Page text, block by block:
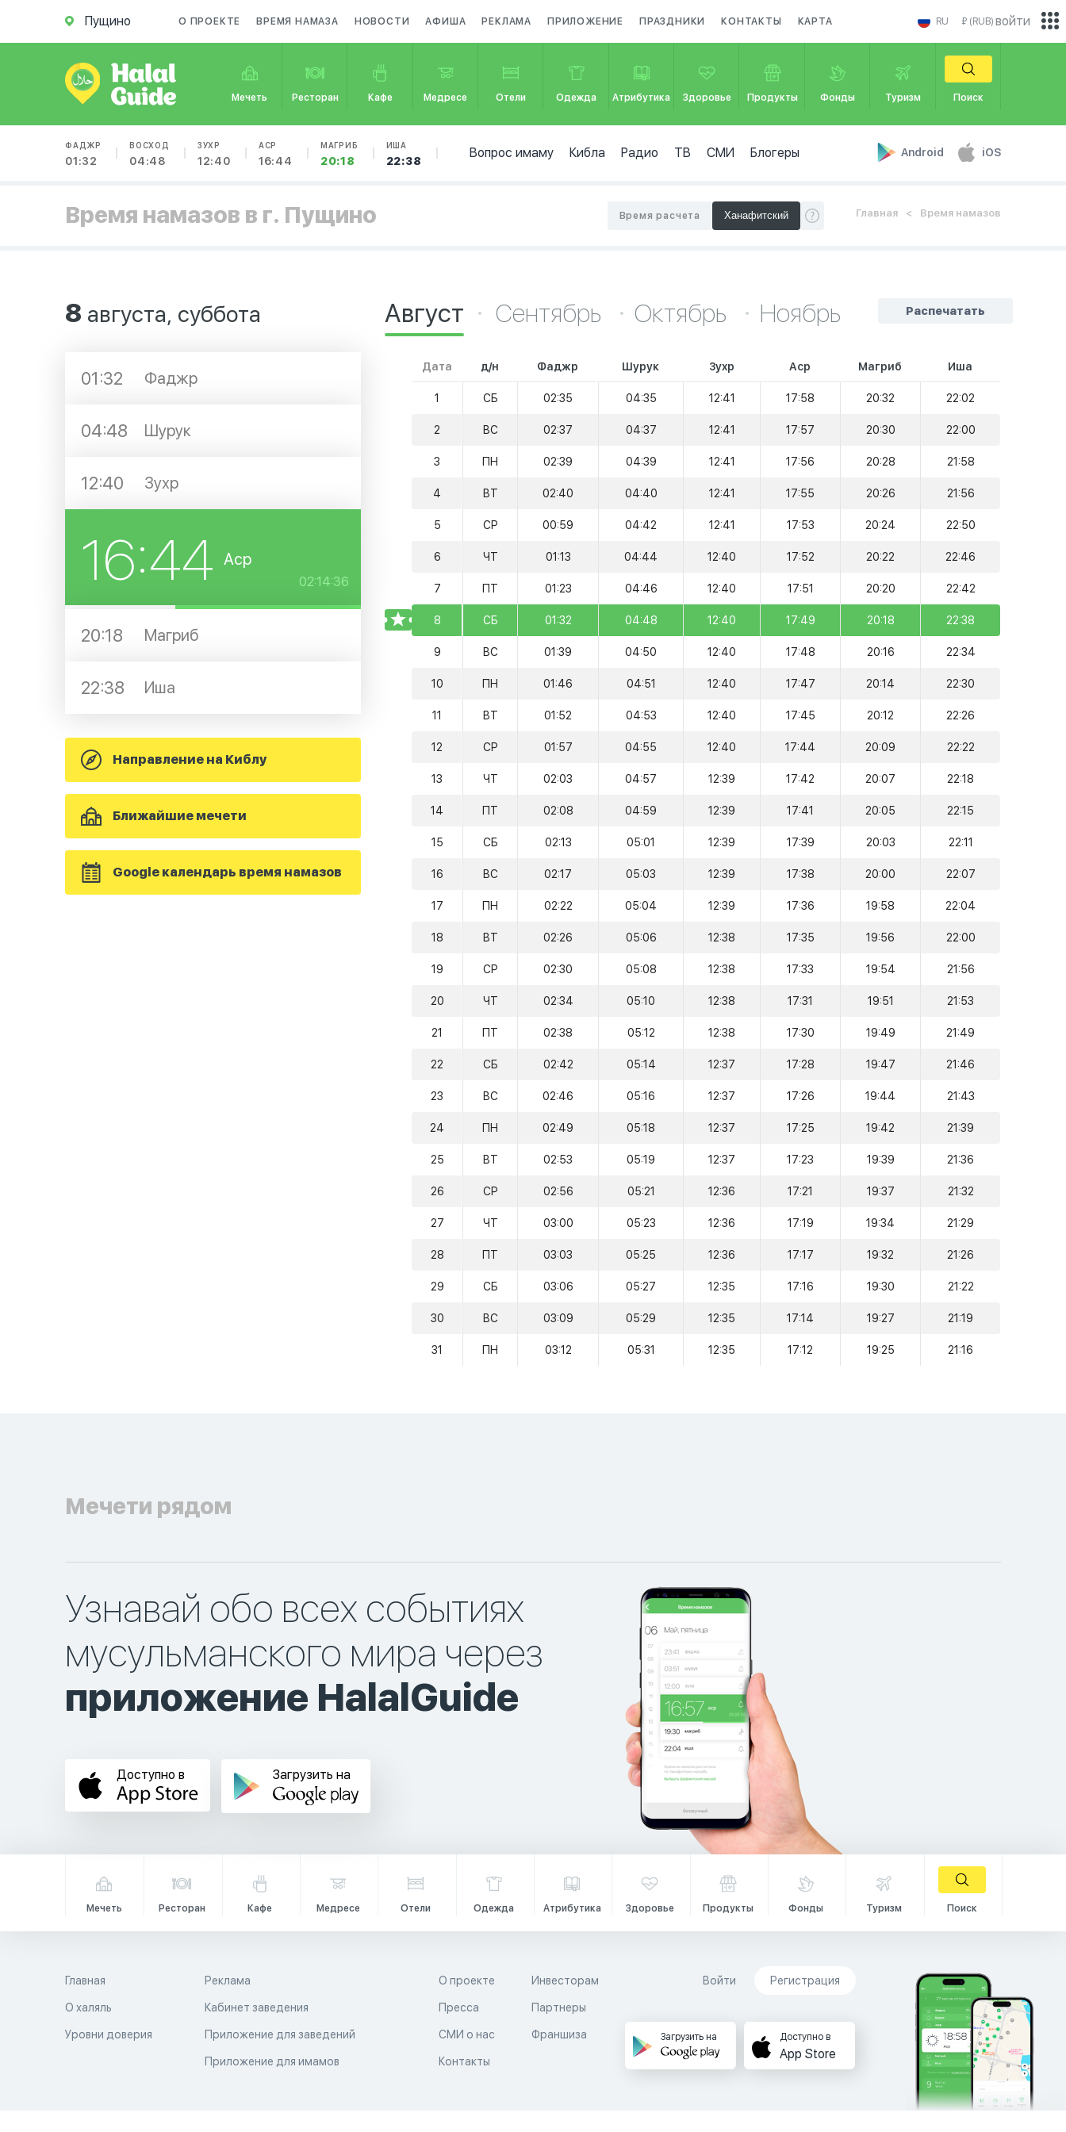
Пущино О ПРОЕКТЕ ВРЕМЯ НАМАЗА НОВОСТИ АФИША РЕКЛАМА ПРИЛОЖЕНИЕ ПРАЗДНИКИ КОНТАКТЫ КАРТА RU ₽ (RUB)
Мечеть Ресторан Кафе Медресе Отели Одежда Атрибутика Здоровье Продукты Фонды Туризм Поиск
ФАДЖР
01:32
ВОСХОД
04:48
ЗУХР
12:40
АСР
16:44
МАГРИБ
20:18
ИША
22:38
Вопрос имаму Кибла Радио ТВ СМИ Блогеры Android iOS
войти
Время намазов в г. Пущино Главная Время намазов
Время расчета
8 августа, суббота
01:32 Фаджр
04:48 Шурук
12:40 Зухр
16:44 Аср
02:14:36
20:18 Магриб
22:38 Иша
Направление на Киблу
Ближайшие мечети
Google календарь время намазов
Распечатать
Август Сентябрь Октябрь Ноябрь
Дата д/н Фаджр Шурук Зухр Аср Магриб Иша
1 СБ 02:35 04:35 12:41 17:58 20:32 22:02
2 ВС 02:37 04:37 12:41 17:57 20:30 22:00
3 ПН 02:39 04:39 12:41 17:56 20:28 21:58
4 ВТ 02:40 04:40 12:41 17:55 20:26 21:56
5 СР 00:59 04:42 12:41 17:53 20:24 22:50
6 ЧТ 01:13 04:44 12:40 17:52 20:22 22:46
7 ПТ 01:23 04:46 12:40 17:51 20:20 22:42
TODAY
8 СБ 01:32 04:48 12:40 17:49 20:18 22:38
9 ВС 01:39 04:50 12:40 17:48 20:16 22:34
10 ПН 01:46 04:51 12:40 17:47 20:14 22:30
11 ВТ 01:52 04:53 12:40 17:45 20:12 22:26
12 СР 01:57 04:55 12:40 17:44 20:09 22:22
13 ЧТ 02:03 04:57 12:39 17:42 20:07 22:18
14 ПТ 02:08 04:59 12:39 17:41 20:05 22:15
15 СБ 02:13 05:01 12:39 17:39 20:03 22:11
16 ВС 02:17 05:03 12:39 17:38 20:00 22:07
17 ПН 02:22 05:04 12:39 17:36 19:58 22:04
18 ВТ 02:26 05:06 12:38 17:35 19:56 22:00
19 СР 02:30 05:08 12:38 17:33 19:54 21:56
20 ЧТ 02:34 05:10 12:38 17:31 19:51 21:53
21 ПТ 02:38 05:12 12:38 17:30 19:49 21:49
22 СБ 02:42 05:14 12:37 17:28 19:47 21:46
23 ВС 02:46 05:16 12:37 17:26 19:44 21:43
24 ПН 02:49 05:18 12:37 17:25 19:42 21:39
25 ВТ 02:53 05:19 12:37 17:23 19:39 21:36
26 СР 02:56 05:21 12:36 17:21 19:37 21:32
27 ЧТ 03:00 05:23 12:36 17:19 19:34 21:29
28 ПТ 03:03 05:25 12:36 17:17 19:32 21:26
29 СБ 03:06 05:27 12:35 17:16 19:30 21:22
30 ВС 03:09 05:29 12:35 17:14 19:27 21:19
31 ПН 03:12 05:31 12:35 17:12 19:25 21:16
Мечети рядом
Узнавай обо всех событиях
мусульманского мира через
приложение HalalGuide
Доступно в Загрузить на
Мечеть Ресторан Кафе Медресе Отели Одежда Атрибутика Здоровье Продукты Фонды Туризм Поиск
Главная
О халяль
Уровни доверия
Реклама
Кабинет заведения
Приложение для заведений
Приложение для имамов
О проекте
Пресса
СМИ о нас
Контакты
Инвесторам
Партнеры
Франшиза
Войти Регистрация
Загрузить на Доступно в
App Store